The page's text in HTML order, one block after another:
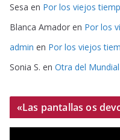
Sesa en Por los viejos
Blanca Amador en Por los
admin en Por los viejos
Sonia S. en Otra del Mundial
«Las pantallas os